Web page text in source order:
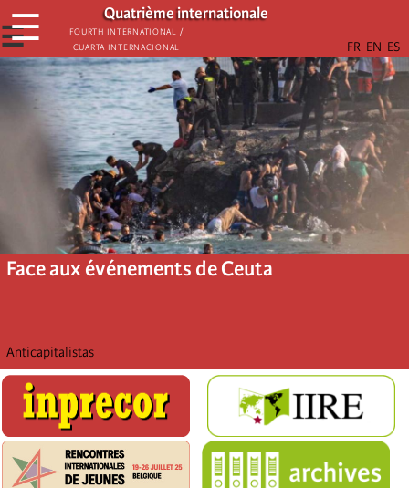
Aller
au
contenu
principal
Quatrième internationale
Fourth International /
Cuarta Internacional
☰
☰
Face aux événements de Ceuta
Anticapitalistas